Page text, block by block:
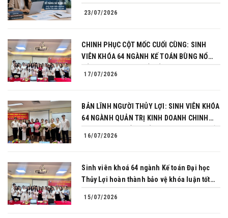
23/07/2026
CHINH PHỤC CỘT MỐC CUỐI CÙNG: SINH
VIÊN KHÓA 64 NGÀNH KẾ TOÁN BÙNG NỔ
17/07/2026
BẢN LĨNH NGƯỜI THỦY LỢI: SINH VIÊN KHÓA
64 NGÀNH QUẢN TRỊ KINH DOANH CHINH
16/07/2026
Sinh viên khoá 64 ngành Kế toán Đại học
Thủy Lợi hoàn thành bảo vệ khóa luận tốt
15/07/2026